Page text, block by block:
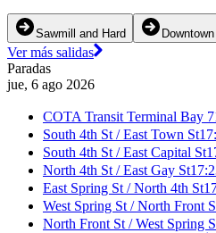
Sawmill and Hard Downtown
Ver más salidas
Paradas
jue, 6 ago 2026
COTA Transit Terminal Bay 7
South 4th St / East Town St
South 4th St / East Capital St
North 4th St / East Gay St
East Spring St / North 4th St
West Spring St / North Front
North Front St / West Spring